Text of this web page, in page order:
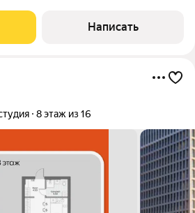
районе Площадь апартамента 18 кв
Написать
8 этаж из 16